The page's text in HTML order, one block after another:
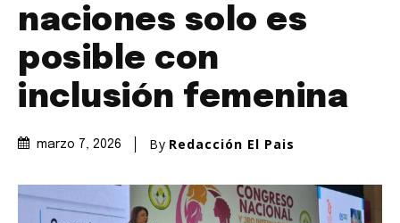
naciones solo es
posible con
inclusión femenina
marzo 7, 2026 By Redacción El Pais